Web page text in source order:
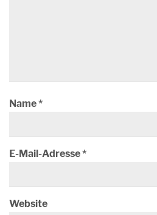
Name*
E-Mail-Adresse*
Website